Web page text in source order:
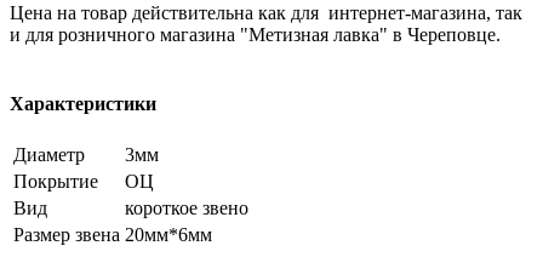
Цена на товар действительна как для интернет-магазина, так
и для розничного магазина "Метизная лавка" в Череповце.
Характеристики
Диаметр
3мм
Покрытие
ОЦ
Вид
короткое звено
Размер звена 20мм*6мм